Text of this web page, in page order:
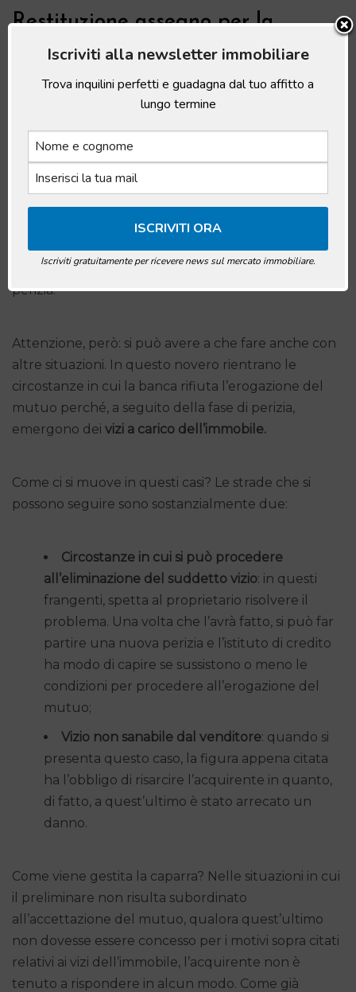
Restituzione assegno per la
proposta di acquisto: il caso del
mutuo non concesso per vizi
Come forse già sai, sono diversi i motivi che possono
portare una banca a non concedere l’erogazione
del mutuo a un aspirante proprietario. Tra questi
rientrano, per esempio, le situazioni in cui l’aspirante
acquirente non presenta garanzie giudicate
sufficienti dall’istituto di credito a seguito della
perizia.
Attenzione, però: si può avere a che fare anche con
altre situazioni. In questo novero rientrano le
circostanze in cui la banca rifiuta l’erogazione del
mutuo perché, a seguito della fase di perizia,
emergono dei vizi a carico dell’immobile.
Come ci si muove in questi casi? Le strade che si
possono seguire sono sostanzialmente due:
Circostanze in cui si può procedere
all’eliminazione del suddetto vizio: in questi
frangenti, spetta al proprietario risolvere il
problema. Una volta che l’avrà fatto, si può far
partire una nuova perizia e l’istituto di credito
ha modo di capire se sussistono o meno le
condizioni per procedere all’erogazione del
mutuo;
Vizio non sanabile dal venditore: quando si
presenta questo caso, la figura appena citata
ha l’obbligo di risarcire l’acquirente in quanto,
di fatto, a quest’ultimo è stato arrecato un
danno.
Come viene gestita la caparra? Nelle situazioni in cui
il preliminare non risulta subordinato
all’accettazione del mutuo, qualora quest’ultimo
non dovesse essere concesso per i motivi sopra citati
relativi ai vizi dell’immobile, l’acquirente non è
tenuto a rispondere in alcun modo. Come già
Iscriviti alla newsletter immobiliare
Trova inquilini perfetti e guadagna dal tuo affitto a
lungo termine
Iscriviti gratuitamente per ricevere news sul mercato immobiliare.